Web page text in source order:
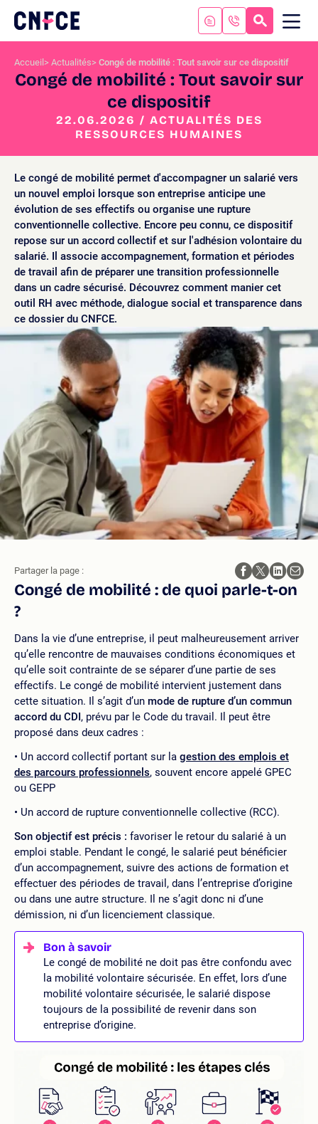
contenu
menu
Logo
site
Accueil Actualités Congé de mobilité : Tout savoir sur ce dispositif
Congé de mobilité : Tout savoir sur
ce dispositif
22.06.2026 / ACTUALITÉS DES
RESSOURCES HUMAINES
Le congé de mobilité permet d'accompagner un salarié vers
un nouvel emploi lorsque son entreprise anticipe une
évolution de ses effectifs ou organise une rupture
conventionnelle collective. Encore peu connu, ce dispositif
repose sur un accord collectif et sur l'adhésion volontaire du
salarié. Il associe accompagnement, formation et périodes
de travail afin de préparer une transition professionnelle
dans un cadre sécurisé. Découvrez comment manier cet
outil RH avec méthode, dialogue social et transparence dans
ce dossier du CNFCE.
Congé de mobilité : de quoi parle-t-on
?
Dans la vie d’une entreprise, il peut malheureusement arriver
qu’elle rencontre de mauvaises conditions économiques et
qu’elle soit contrainte de se séparer d’une partie de ses
effectifs. Le congé de mobilité intervient justement dans
cette situation. Il s’agit d’un mode de rupture d’un commun
accord du CDI, prévu par le Code du travail. Il peut être
proposé dans deux cadres :
Un accord collectif portant sur la gestion des emplois et
des parcours professionnels, souvent encore appelé GPEC
ou GEPP
Un accord de rupture conventionnelle collective (RCC).
Son objectif est précis : favoriser le retour du salarié à un
emploi stable. Pendant le congé, le salarié peut bénéficier
d’un accompagnement, suivre des actions de formation et
effectuer des périodes de travail, dans l’entreprise d’origine
ou dans une autre structure. Il ne s’agit donc ni d’une
démission, ni d’un licenciement classique.
Le congé de mobilité ne doit pas être confondu avec
la mobilité volontaire sécurisée. En effet, lors d’une
mobilité volontaire sécurisée, le salarié dispose
toujours de la possibilité de revenir dans son
entreprise d’origine.
Partager la page :